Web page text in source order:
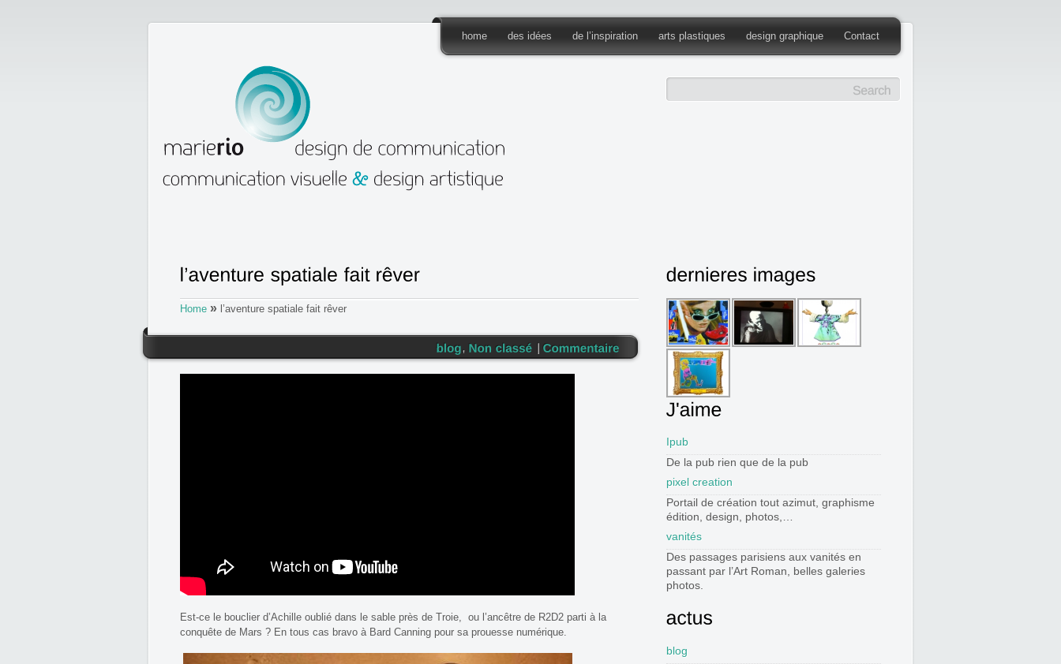
home des idées de l’inspiration arts plastiques design graphique Contact
Home » l’aventure spatiale fait rêver
Est-ce le bouclier d’Achille oublié dans le sable près de Troie, ou l’ancêtre de R2D2 parti à la
conquête de Mars ? En tous cas bravo à Bard Canning pour sa prouesse numérique.
Ipub
De la pub rien que de la pub
pixel creation
Portail de création tout azimut, graphisme
édition, design, photos,…
vanités
Des passages parisiens aux vanités en
passant par l’Art Roman, belles galeries
photos.
blog